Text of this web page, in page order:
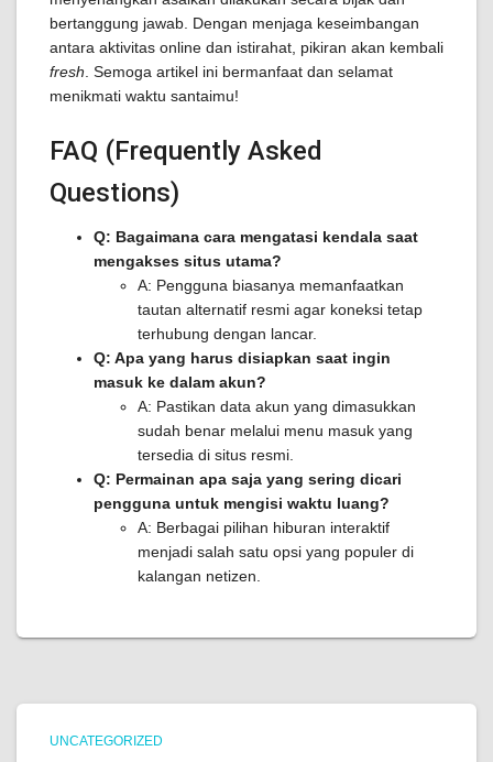
bertanggung jawab. Dengan menjaga keseimbangan
antara aktivitas online dan istirahat, pikiran akan kembali
fresh . Semoga artikel ini bermanfaat dan selamat
menikmati waktu santaimu!
FAQ (Frequently Asked
Questions)
Q: Bagaimana cara mengatasi kendala saat
mengakses situs utama?
A: Pengguna biasanya memanfaatkan
tautan alternatif resmi agar koneksi tetap
terhubung dengan lancar.
Q: Apa yang harus disiapkan saat ingin
masuk ke dalam akun?
A: Pastikan data akun yang dimasukkan
sudah benar melalui menu masuk yang
tersedia di situs resmi.
Q: Permainan apa saja yang sering dicari
pengguna untuk mengisi waktu luang?
A: Berbagai pilihan hiburan interaktif
menjadi salah satu opsi yang populer di
kalangan netizen.
UNCATEGORIZED